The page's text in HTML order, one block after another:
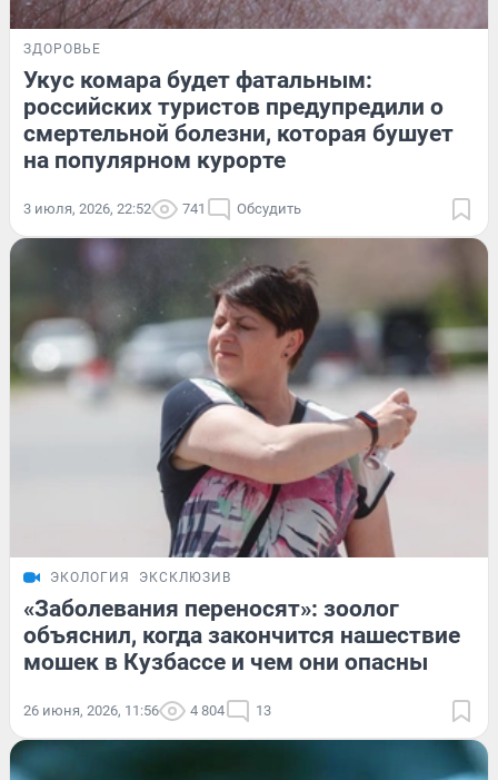
ЗДОРОВЬЕ
Укус комара будет фатальным:
российских туристов предупредили о
смертельной болезни, которая бушует
на популярном курорте
3 июля, 2026, 22:52 741 Обсудить
ЭКОЛОГИЯ ЭКСКЛЮЗИВ
«Заболевания переносят»: зоолог
объяснил, когда закончится нашествие
мошек в Кузбассе и чем они опасны
26 июня, 2026, 11:56 4 804 13